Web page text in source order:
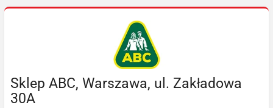
Sklep ABC, Warszawa, ul. Zakładowa
30A